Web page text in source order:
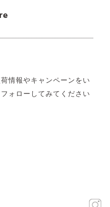
情報やキャンペーンをい
ォローしてみてください